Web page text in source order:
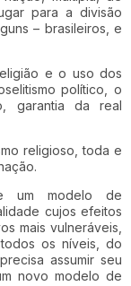
para a divisão
– brasileiros, e
e o uso dos
político, o
garantia da real
religioso, toda e
um modelo de
cujos efeitos
mais vulneráveis,
os níveis, do
assumir seu
novo modelo de